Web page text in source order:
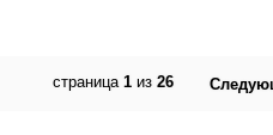
страница 1из 26